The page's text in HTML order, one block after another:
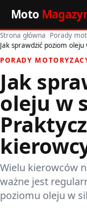
Moto
Start
Wiadomości
Premiery
Porady
Pozostałe artykuły
Strona główna ›Porady
Jak sprawdzić poziom
PORADY
Jak
oleju w
Wielu kierowców
ważne jest
poziomu oleju w